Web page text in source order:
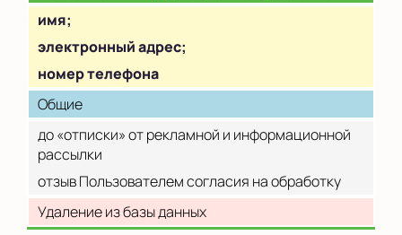
имя;
электронный адрес;
номер телефона
Общие
до «отписки» от рекламной и информационной
рассылки
отзыв Пользователем согласия на обработку
Удаление из базы данных